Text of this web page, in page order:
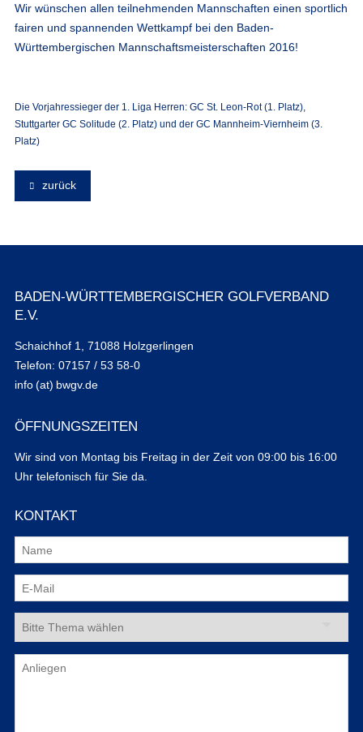
Wir wünschen allen teilnehmenden Mannschaften einen sportlich
fairen und spannenden Wettkampf bei den Baden-
Württembergischen Mannschaftsmeisterschaften 2016!
Die Vorjahressieger der 1. Liga Herren: GC St. Leon-Rot (1. Platz),
Stuttgarter GC Solitude (2. Platz) und der GC Mannheim-Viernheim (3.
Platz)
zurück
BADEN-WÜRTTEMBERGISCHER GOLFVERBAND
E.V.
Schaichhof 1, 71088 Holzgerlingen
Telefon: 07157 / 53 58-0
info (at) bwgv.de
ÖFFNUNGSZEITEN
Wir sind von Montag bis Freitag in der Zeit von 09:00 bis 16:00
Uhr telefonisch für Sie da.
KONTAKT